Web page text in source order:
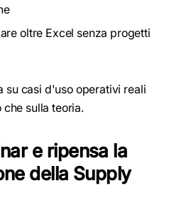
oltre Excel senza progetti
su casi d'uso operativi reali
sulla teoria.
e ripensa la
della Supply